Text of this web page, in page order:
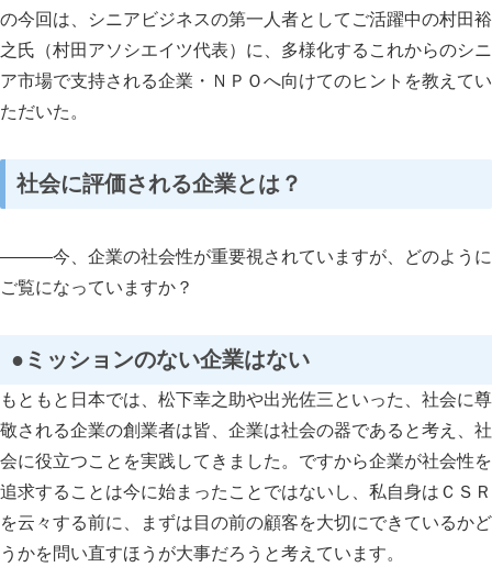
の今回は、シニアビジネスの第一人者としてご活躍中の村田裕
之氏（村田アソシエイツ代表）に、多様化するこれからのシニ
ア市場で支持される企業・ＮＰＯへ向けてのヒントを教えてい
ただいた。
社会に評価される企業とは？
―――今、企業の社会性が重要視されていますが、どのように
ご覧になっていますか？
●ミッションのない企業はない
もともと日本では、松下幸之助や出光佐三といった、社会に尊
敬される企業の創業者は皆、企業は社会の器であると考え、社
会に役立つことを実践してきました。ですから企業が社会性を
追求することは今に始まったことではないし、私自身はＣＳＲ
を云々する前に、まずは目の前の顧客を大切にできているかど
うかを問い直すほうが大事だろうと考えています。